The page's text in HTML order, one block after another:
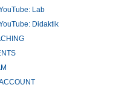
Lab
Didaktik